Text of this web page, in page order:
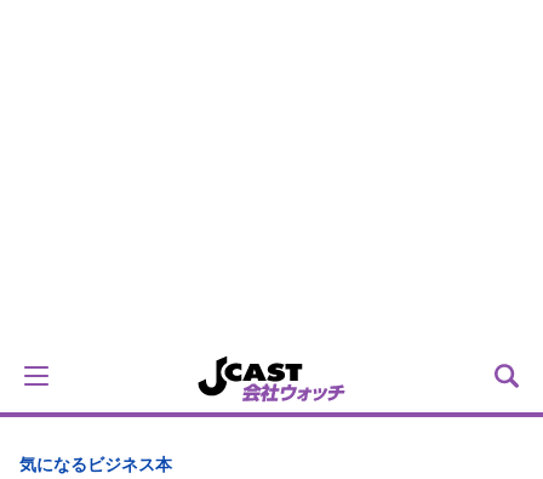
気になるビジネス本